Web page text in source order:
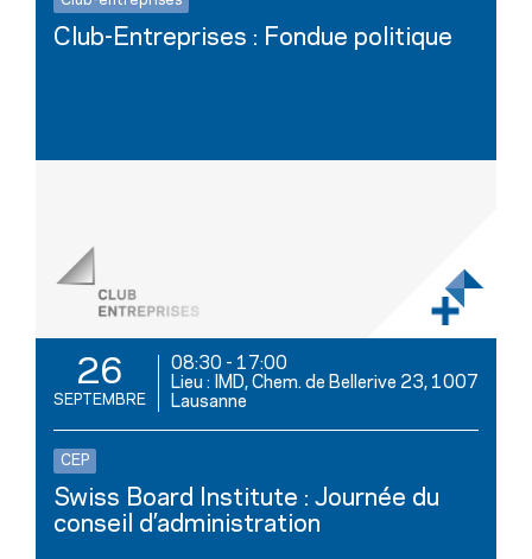
Club-Entreprises : Fondue politique
26
SEPTEMBRE
08:30 - 17:00
Lieu : IMD, Chem. de Bellerive 23, 1007
Lausanne
CEP
Swiss Board Institute : Journée du
conseil d’administration